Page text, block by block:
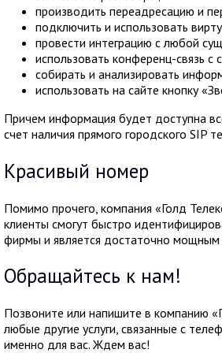
производить переадресацию и
подключить и использовать
провести интеграцию с любой
использовать конференц-связь
собирать и анализировать
использовать на сайте кнопку
Причем информация будет доступна
счет наличия прямого городского SIP
Красивый номер
Помимо прочего, компания «Голд
клиенты смогут быстро
фирмы и является достаточно
Обращайтесь к нам!
Позвоните или напишите в компанию
любые другие услуги, связанные с
именно для вас. Ждем вас!